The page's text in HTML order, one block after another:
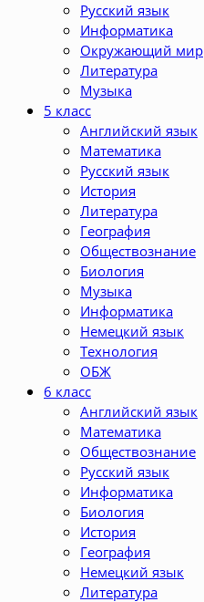
Русский язык
Информатика
Окружающий мир
Литература
Музыка
5 класс
Английский язык
Математика
Русский язык
История
Литература
География
Обществознание
Биология
Музыка
Информатика
Немецкий язык
Технология
ОБЖ
6 класс
Английский язык
Математика
Обществознание
Русский язык
Информатика
Биология
История
География
Немецкий язык
Литература